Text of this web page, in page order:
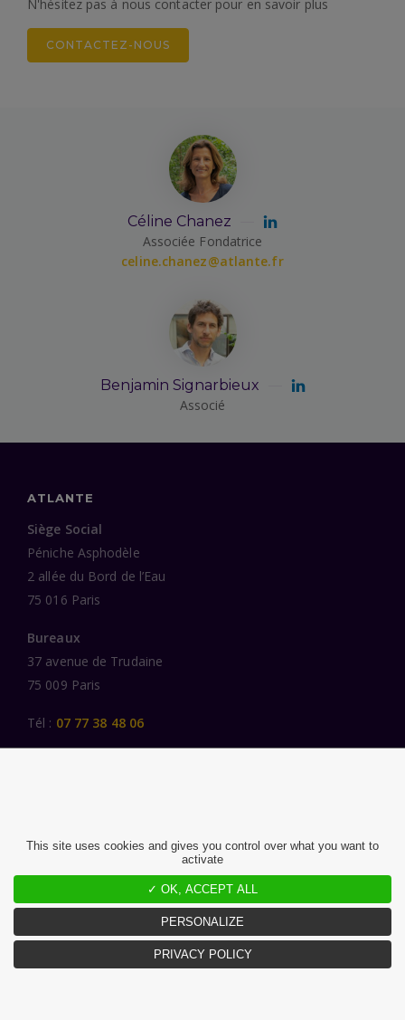
N'hésitez pas à nous contacter pour en savoir plus
CONTACTEZ-NOUS
Céline Chanez
Associée Fondatrice
celine.chanez@atlante.fr
Benjamin Signarbieux
Associé
ATLANTE
Siège Social
Péniche Asphodèle
2 allée du Bord de l’Eau
75 016 Paris
Bureaux
37 avenue de Trudaine
75 009 Paris
Tél : 07 77 38 48 06
DES FEMMES ET DES HOMMES ENGAGÉS
MENTIONS LÉGALES ET CGU
This site uses cookies and gives you control over what you want to
activate
✓ OK, ACCEPT ALL
PERSONALIZE
PRIVACY POLICY